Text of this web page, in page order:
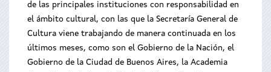
de las principales instituciones con responsabilidad en
el ámbito cultural, con las que la Secretaría General de
Cultura viene trabajando de manera continuada en los
últimos meses, como son el Gobierno de la Nación, el
Gobierno de la Ciudad de Buenos Aires, la Academia